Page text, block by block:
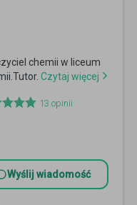
chemii w liceum
Czytaj więcej
13 opinii
Wyślij wiadomość